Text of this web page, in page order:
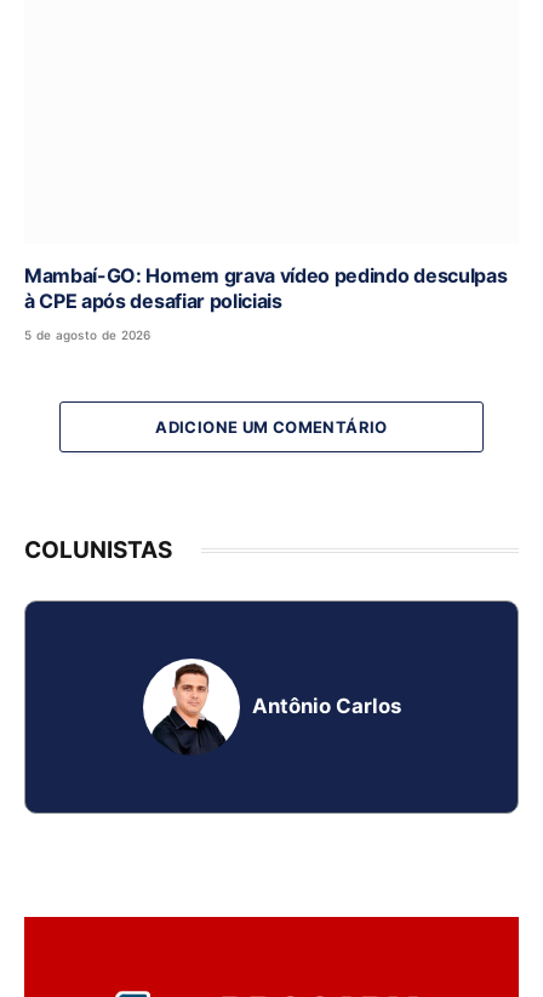
Mambaí-GO: Homem grava vídeo pedindo desculpas
à CPE após desafiar policiais
5 de agosto de 2026
ADICIONE UM COMENTÁRIO
COLUNISTAS
Antônio Carlos